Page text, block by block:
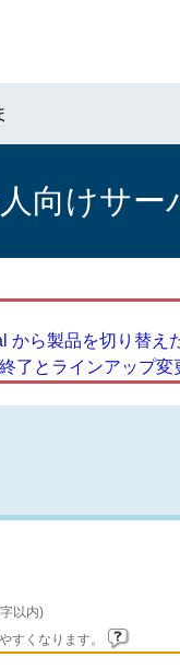
向けサー
から製品を切り替え
了とラインアップ変
以内)
すくなります。